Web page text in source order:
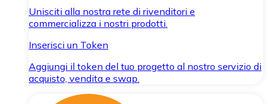
Unisciti alla nostra rete di rivenditori e
commercializza i nostri prodotti.
Inserisci un Token
Aggiungi il token del tuo progetto al nostro servizio di
acquisto, vendita e swap.